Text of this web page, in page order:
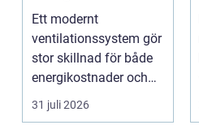
lösning för ett
bättre
inomhusklimat
Ett modernt
ventilationssystem gör
stor skillnad för både
energikostnader och
välmående. I en stad
s...
31 juli 2026